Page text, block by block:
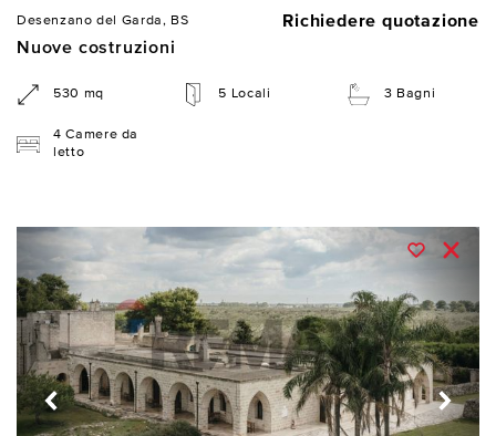
Desenzano del Garda, BS
Richiedere quotazione
Nuove costruzioni
530 mq 5 Locali 3 Bagni
4 Camere da
letto